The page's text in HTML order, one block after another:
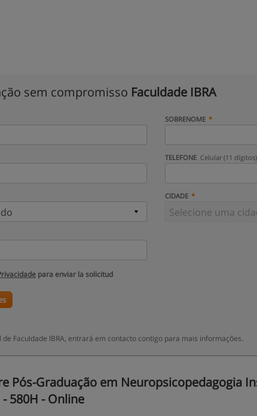
sem compromisso Faculdade IBRA
SOBRENOME
TELEFONE Celular (11
CIDADE
para enviar la solicitud
Faculdade IBRA, entrará em contacto contigo para mais informações.
Pós-Graduação em Neuropsicopedagogia
580H - Online